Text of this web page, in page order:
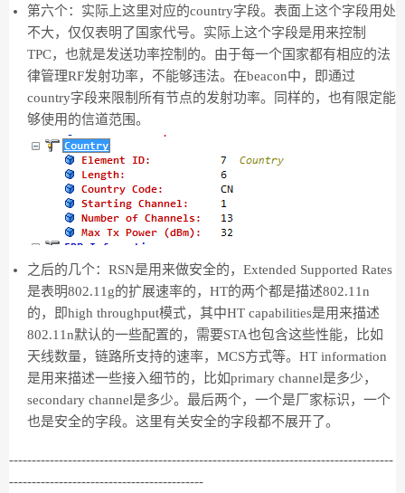
第六个：实际上这里对应的country字段。表面上这个字段用处
不大，仅仅表明了国家代号。实际上这个字段是用来控制
TPC，也就是发送功率控制的。由于每一个国家都有相应的法
律管理RF发射功率，不能够违法。在beacon中，即通过
country字段来限制所有节点的发射功率。同样的，也有限定能
够使用的信道范围。
之后的几个：RSN是用来做安全的，Extended Supported Rates
是表明802.11g的扩展速率的，HT的两个都是描述802.11n
的，即high throughput模式，其中HT capabilities是用来描述
802.11n默认的一些配置的，需要STA也包含这些性能，比如
天线数量，链路所支持的速率，MCS方式等。HT information
是用来描述一些接入细节的，比如primary channel是多少，
secondary channel是多少。最后两个，一个是厂家标识，一个
也是安全的字段。这里有关安全的字段都不展开了。
-------------------------------------------------------------------------------------
-------------------------------------------